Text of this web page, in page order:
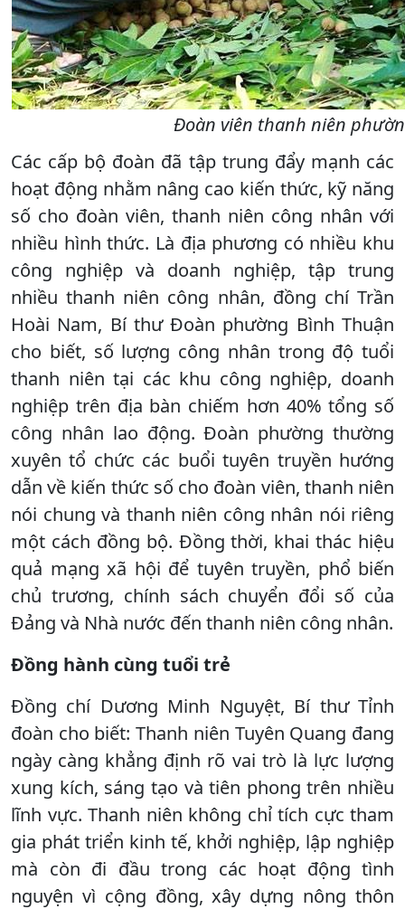
Đoàn viên thanh niên
Các cấp bộ đoàn đã tập trung đẩy mạnh các
hoạt động nhằm nâng cao kiến thức, kỹ năng
số cho đoàn viên, thanh niên công nhân với
nhiều hình thức. Là địa phương có nhiều khu
công nghiệp và doanh nghiệp, tập trung
nhiều thanh niên công nhân, đồng chí Trần
Hoài Nam, Bí thư Đoàn phường Bình Thuận
cho biết, số lượng công nhân trong độ tuổi
thanh niên tại các khu công nghiệp, doanh
nghiệp trên địa bàn chiếm hơn 40% tổng số
công nhân lao động. Đoàn phường thường
xuyên tổ chức các buổi tuyên truyền hướng
dẫn về kiến thức số cho đoàn viên, thanh niên
nói chung và thanh niên công nhân nói riêng
một cách đồng bộ. Đồng thời, khai thác hiệu
quả mạng xã hội để tuyên truyền, phổ biến
chủ trương, chính sách chuyển đổi số của
Đảng và Nhà nước đến thanh niên công nhân.
Đồng hành cùng tuổi trẻ
Đồng chí Dương Minh Nguyệt, Bí thư Tỉnh
đoàn cho biết: Thanh niên Tuyên Quang đang
ngày càng khẳng định rõ vai trò là lực lượng
xung kích, sáng tạo và tiên phong trên nhiều
lĩnh vực. Thanh niên không chỉ tích cực tham
gia phát triển kinh tế, khởi nghiệp, lập nghiệp
mà còn đi đầu trong các hoạt động tình
nguyện vì cộng đồng, xây dựng nông thôn